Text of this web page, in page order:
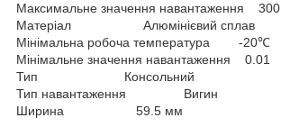
Максимальне значення навантаження 300
Матеріал Алюмінієвий сплав
Мінімальна робоча температура -20℃
Мінімальне значення навантаження 0.01
Тип Консольний
Тип навантаження Вигин
Ширина 59.5 мм